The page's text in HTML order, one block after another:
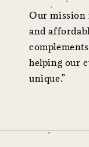
Our mission
and
helping our
unique.”